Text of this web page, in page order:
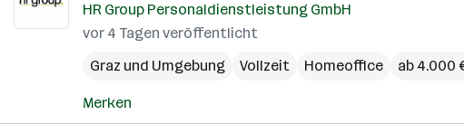
HR Group Personaldienstleistung GmbH
vor 4 Tagen veröffentlicht
Graz und Umgebung
Vollzeit Homeoffice ab 4.000
Merken